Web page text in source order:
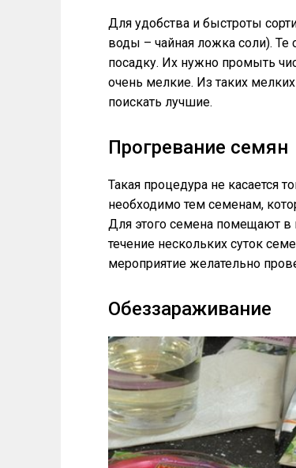
Для удобства и быстроты
воды – чайная ложка соли).
посадку. Их нужно промыть
очень мелкие. Из таких
поискать лучшие.
Прогревание семян
Такая процедура не касается
необходимо тем семенам,
Для этого семена помещают в
течение нескольких суток
мероприятие желательно
Обеззараживание